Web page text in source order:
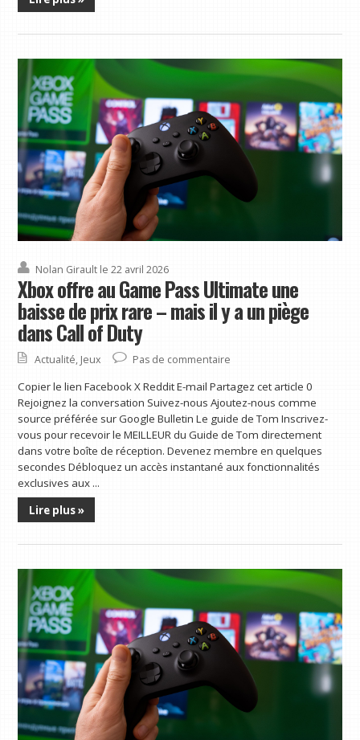
Nolan Girault le 22 avril 2026
Xbox offre au Game Pass Ultimate une
baisse de prix rare – mais il y a un piège
dans Call of Duty
Actualité, Jeux Pas de commentaire
Copier le lien Facebook X Reddit E-mail Partagez cet article 0
Rejoignez la conversation Suivez-nous Ajoutez-nous comme
source préférée sur Google Bulletin Le guide de Tom Inscrivez-
vous pour recevoir le MEILLEUR du Guide de Tom directement
dans votre boîte de réception. Devenez membre en quelques
secondes Débloquez un accès instantané aux fonctionnalités
exclusives aux ...
Lire plus »